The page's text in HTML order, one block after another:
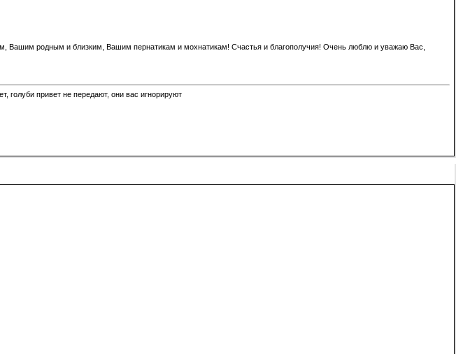
Вашим родным и близким, Вашим пернатикам и мохнатикам! Счастья и благополучия! Очень люблю и уважаю Вас,
привет не передают, они вас игнорируют